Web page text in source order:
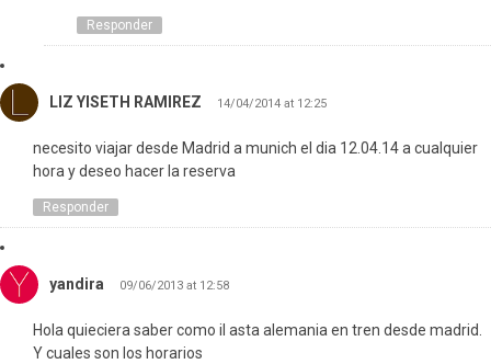
Responder
LIZ YISETH RAMIREZ 14/04/2014 at 12:25
necesito viajar desde Madrid a munich el dia 12.04.14 a cualquier
hora y deseo hacer la reserva
Responder
yandira 09/06/2013 at 12:58
Hola quieciera saber como il asta alemania en tren desde madrid.
Y cuales son los horarios